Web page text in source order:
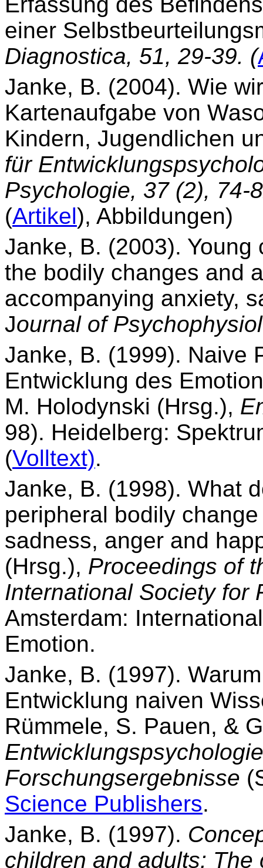
einer
Diagnostica, 51, 29-39. (
Janke, B. (2004). Wie
Kartenaufgabe von
Kindern, Jugendlichen
für
Psychologie, 37 (2), 74-
(Artikel), Abbildungen)
Janke, B. (2003).
the bodily changes and
accompanying anxiety,
Journal of
Janke, B. (1999). Naive
Entwicklung des
M. Holodynski (Hrsg.),
98). Heidelberg:
(Volltext).
Janke, B. (1998). What
peripheral bodily
sadness, anger and
(Hrsg.), Proceedings of
International Society for
Amsterdam:
Emotion.
Janke, B. (1997).
Entwicklung naiven
Rümmele, S. Pauen, &
Forschungsergebnisse
Science Publishers.
Janke, B. (1997).
children and adults: